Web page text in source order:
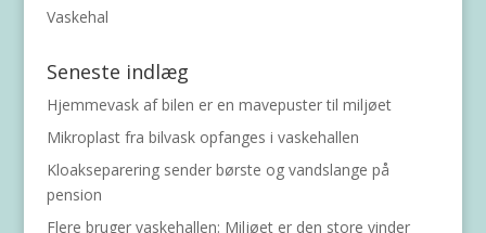
Vaskehal
Seneste indlæg
Hjemmevask af bilen er en mavepuster til miljøet
Mikroplast fra bilvask opfanges i vaskehallen
Kloakseparering sender børste og vandslange på
pension
Flere bruger vaskehallen: Miljøet er den store vinder